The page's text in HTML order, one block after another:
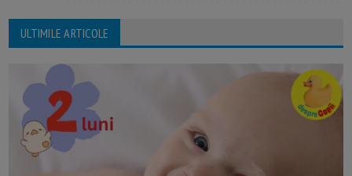
ULTIMILE ARTICOLE